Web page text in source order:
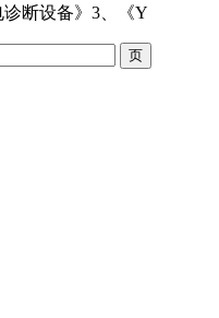
诊断设备》3、《Y